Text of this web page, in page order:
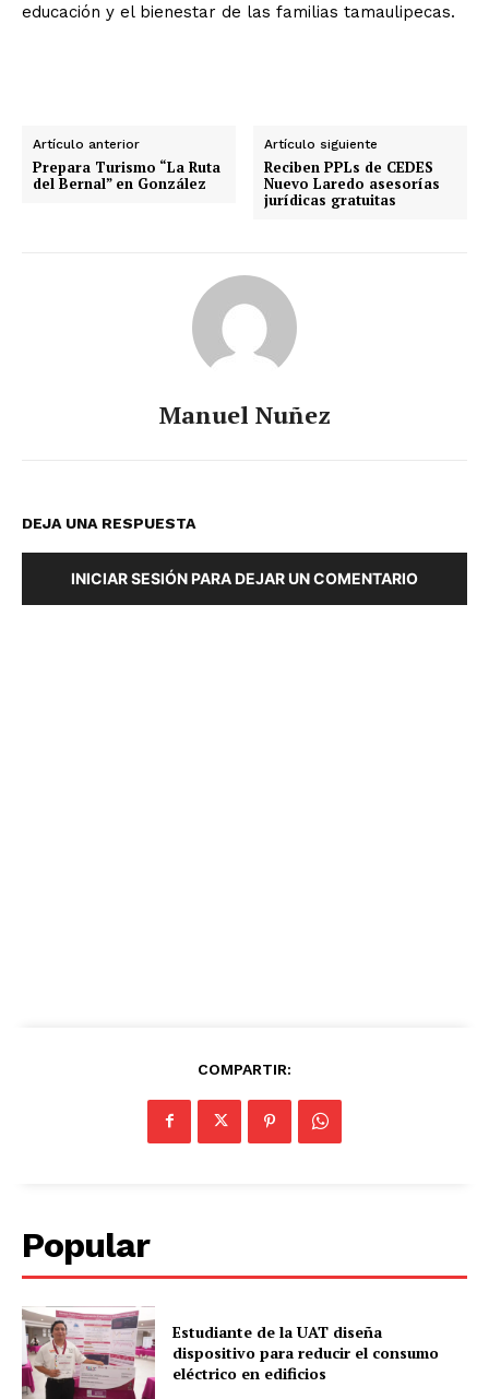
educación y el bienestar de las familias tamaulipecas.
Artículo anterior
Prepara Turismo “La Ruta
del Bernal” en González
Artículo siguiente
Reciben PPLs de CEDES
Nuevo Laredo asesorías
jurídicas gratuitas
Manuel Nuñez
DEJA UNA RESPUESTA
INICIAR SESIÓN PARA DEJAR UN COMENTARIO
COMPARTIR:
Popular
Estudiante de la UAT diseña
dispositivo para reducir el consumo
eléctrico en edificios